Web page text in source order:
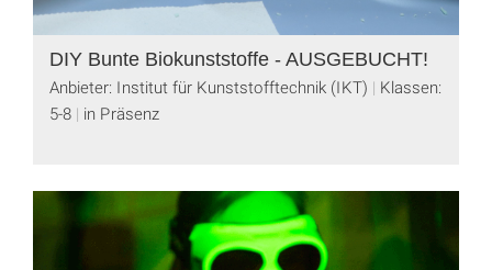
DIY Bunte Biokunststoffe - AUSGEBUCHT!
Anbieter: Institut für Kunststofftechnik (IKT)
Klassen:
5-8 in Präsenz